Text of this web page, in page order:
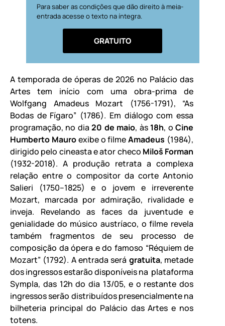
Para saber as condições que dão direito à meia-
entrada acesse o texto na íntegra.
GRATUITO
A temporada de óperas de 2026 no Palácio das
Artes tem início com uma obra-prima de
Wolfgang Amadeus Mozart (1756-1791), “As
Bodas de Fígaro” (1786). Em diálogo com essa
programação, no dia20 de maio, às 18h, oCine
Humberto Mauroexibe o filmeAmadeus (1984),
dirigido pelo cineasta e ator checo Miloš Forman
(1932-2018). A produção retrata a complexa
relação entre o compositor da corte Antonio
Salieri (1750–1825) e o jovem e irreverente
Mozart, marcada por admiração, rivalidade e
inveja. Revelando as faces da juventude e
genialidade do músico austríaco, o filme revela
também fragmentos de seu processo de
composição da ópera e do famoso “Réquiem de
Mozart” (1792). A entrada será gratuita, metade
dos ingressos estarão disponíveis na plataforma
Sympla, das 12h do dia 13/05, e o restante dos
ingressos serão distribuídos presencialmente na
bilheteria principal do Palácio das Artes e nos
totens.